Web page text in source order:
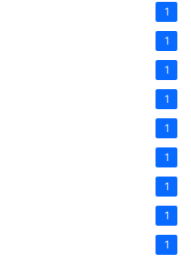
1
1
1
1
1
1
1
1
1